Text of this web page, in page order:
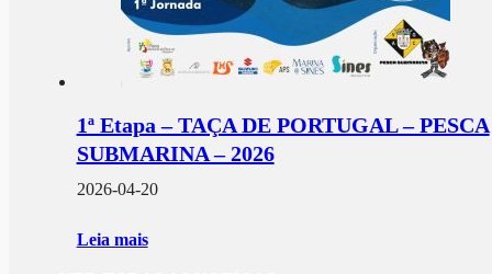
1ª Etapa – TAÇA DE PORTUGAL – PESCA
SUBMARINA – 2026
2026-04-20
Leia mais